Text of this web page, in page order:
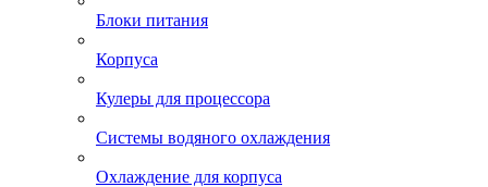
Блоки питания
Корпуса
Кулеры для процессора
Системы водяного охлаждения
Охлаждение для корпуса